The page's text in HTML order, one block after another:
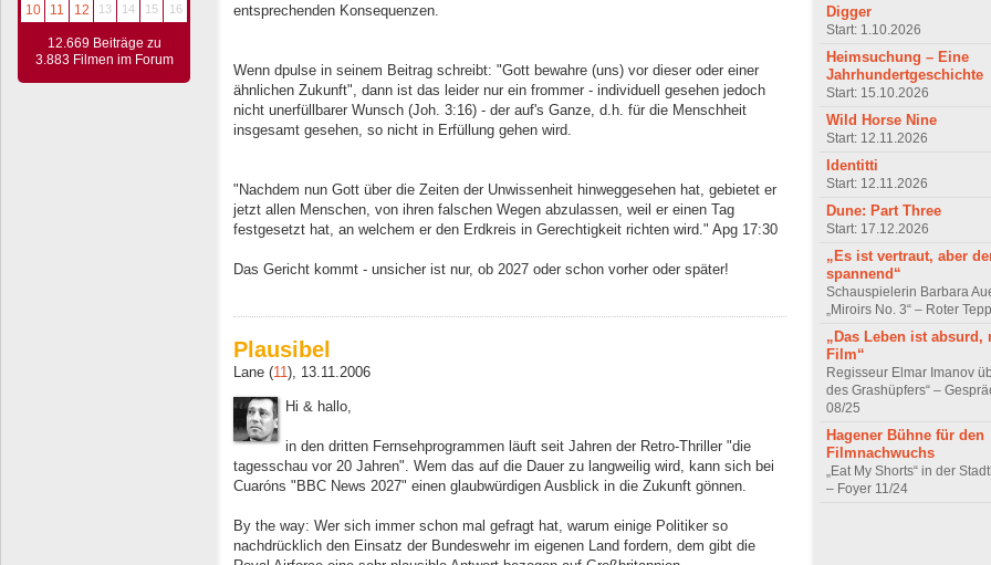
10
11 12 13 14 15 16
12.669 Beiträge zu
3.883 Filmen im Forum
entsprechenden Konsequenzen.
Wenn dpulse in seinem Beitrag schreibt: "Gott bewahre (uns) vor dieser oder einer
ähnlichen Zukunft", dann ist das leider nur ein frommer - individuell gesehen jedoch
nicht unerfüllbarer Wunsch (Joh. 3:16) - der auf's Ganze, d.h. für die Menschheit
insgesamt gesehen, so nicht in Erfüllung gehen wird.
"Nachdem nun Gott über die Zeiten der Unwissenheit hinweggesehen hat, gebietet er
jetzt allen Menschen, von ihren falschen Wegen abzulassen, weil er einen Tag
festgesetzt hat, an welchem er den Erdkreis in Gerechtigkeit richten wird." Apg 17:30
Das Gericht kommt - unsicher ist nur, ob 2027 oder schon vorher oder später!
Plausibel
Lane (11 ), 13.11.2006
Hi & hallo,
in den dritten Fernsehprogrammen läuft seit Jahren der Retro-Thriller "die
tagesschau vor 20 Jahren". Wem das auf die Dauer zu langweilig wird, kann sich bei
Cuaróns "BBC News 2027" einen glaubwürdigen Ausblick in die Zukunft gönnen.
By the way: Wer sich immer schon mal gefragt hat, warum einige Politiker so
nachdrücklich den Einsatz der Bundeswehr im eigenen Land fordern, dem gibt die
Digger
Start: 1.10.2026
Heimsuchung – Eine
Jahrhundertgeschichte
Start: 15.10.2026
Wild Horse Nine
Start: 12.11.2026
Identitti
Start: 12.11.2026
Dune: Part Three
Start: 17.12.2026
„Es ist vertraut, aber
spannend“
Schauspielerin Barbara
„Miroirs No. 3“ – Roter
„Das Leben ist absurd,
Film“
Regisseur Elmar Imanov
des Grashüpfers“ –
08/25
Hagener Bühne für den
Filmnachwuchs
„Eat My Shorts“ in der
– Foyer 11/24